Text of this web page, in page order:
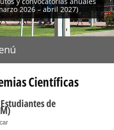
2026 – abril 2027)
Científicas
de